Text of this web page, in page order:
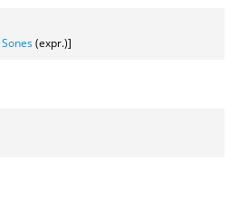
Sones(expr.)]